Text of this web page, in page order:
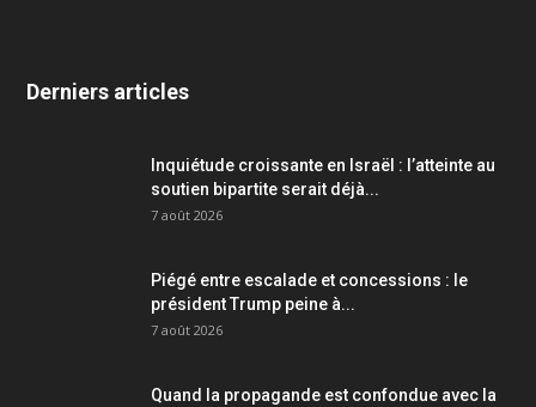
Derniers articles
Inquiétude croissante en Israël : l’atteinte au
soutien bipartite serait déjà...
7 août 2026
Piégé entre escalade et concessions : le
président Trump peine à...
7 août 2026
Quand la propagande est confondue avec la